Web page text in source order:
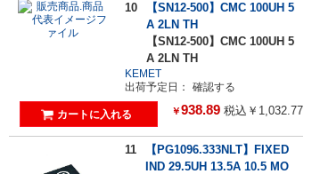
10
【SN12-500】CMC 100UH 5
A 2LN TH
【SN12-500】CMC 100UH 5
A 2LN TH
KEMET
出荷予定日：
確認する
￥938.89 税込￥1,032.77
11
【PG1096.333NLT】FIXED
IND 29.5UH 13.5A 10.5 MO